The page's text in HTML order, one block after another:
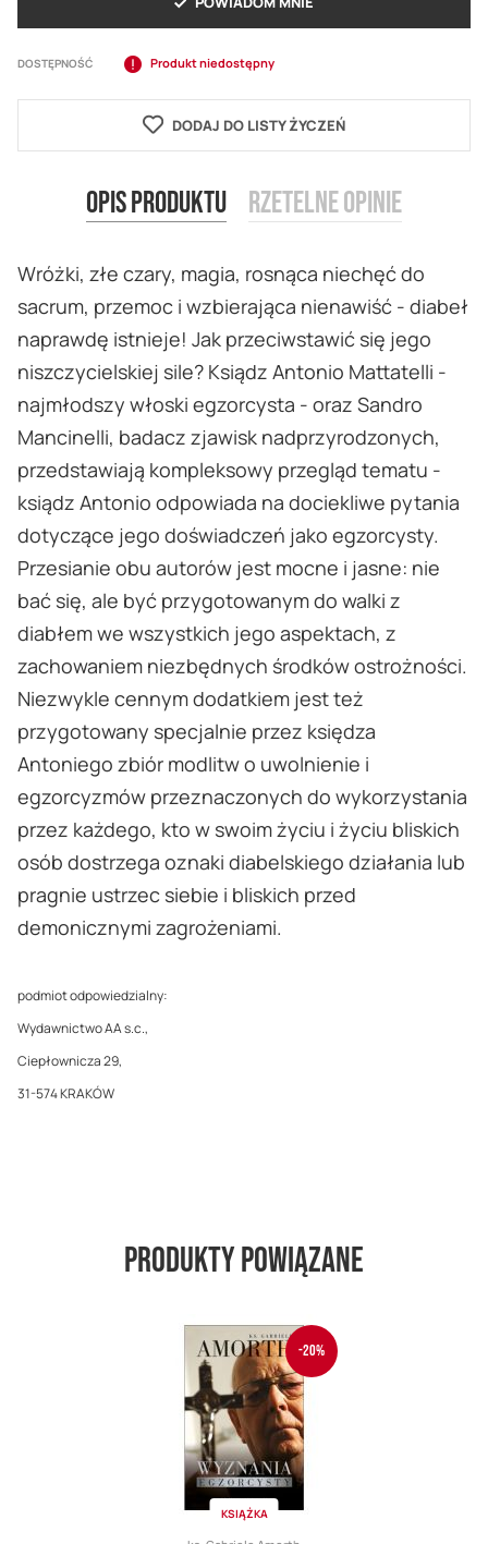
DOSTĘPNOŚĆ Produkt niedostępny
DODAJ DO LISTY ŻYCZEŃ
Opis produktu
Wróżki, złe czary, magia, rosnąca niechęć do
sacrum, przemoc i wzbierająca nienawiść - diabeł
naprawdę istnieje! Jak przeciwstawić się jego
niszczycielskiej sile? Ksiądz Antonio Mattatelli -
najmłodszy włoski egzorcysta - oraz Sandro
Mancinelli, badacz zjawisk nadprzyrodzonych,
przedstawiają kompleksowy przegląd tematu -
ksiądz Antonio odpowiada na dociekliwe pytania
dotyczące jego doświadczeń jako egzorcysty.
Przesianie obu autorów jest mocne i jasne: nie
bać się, ale być przygotowanym do walki z
diabłem we wszystkich jego aspektach, z
zachowaniem niezbędnych środków ostrożności.
Niezwykle cennym dodatkiem jest też
przygotowany specjalnie przez księdza
Antoniego zbiór modlitw o uwolnienie i
egzorcyzmów przeznaczonych do wykorzystania
przez każdego, kto w swoim życiu i życiu bliskich
osób dostrzega oznaki diabelskiego działania lub
pragnie ustrzec siebie i bliskich przed
demonicznymi zagrożeniami.
podmiot odpowiedzialny:
Wydawnictwo AA s.c.,
Ciepłownicza 29,
31-574 KRAKÓW
Rzetelne opinie
Produkty powiązane
-20%
KSIĄŻKA